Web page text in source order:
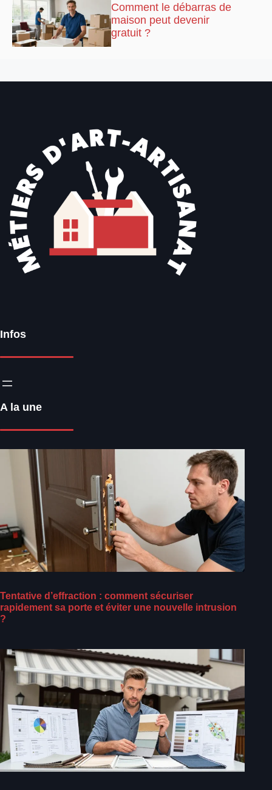
Comment le débarras de
maison peut devenir
gratuit ?
Infos
A la une
Tentative d’effraction : comment sécuriser
rapidement sa porte et éviter une nouvelle intrusion
?